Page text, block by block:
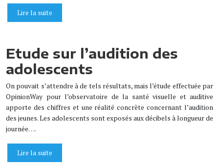
Lire la suite
Etude sur l’audition des
adolescents
On pouvait s’attendre à de tels résultats, mais l’étude effectuée par
OpinionWay pour l’observatoire de la santé visuelle et auditive
apporte des chiffres et une réalité concrète concernant l’audition
des jeunes. Les adolescents sont exposés aux décibels à longueur de
journée….
Lire la suite